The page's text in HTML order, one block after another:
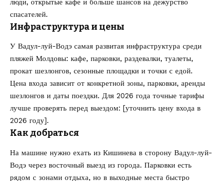
люди, открытые кафе и больше шансов на дежурство
спасателей.
Инфраструктура и цены
У Вадул-луй-Водэ самая развитая инфраструктура среди
пляжей Молдовы: кафе, парковки, раздевалки, туалеты,
прокат шезлонгов, сезонные площадки и точки с едой.
Цена входа зависит от конкретной зоны, парковки, аренды
шезлонгов и даты поездки. Для 2026 года точные тарифы
лучше проверять перед выездом: [уточнить цену входа в
2026 году].
Как добраться
На машине нужно ехать из Кишинева в сторону Вадул-луй-
Водэ через восточный выезд из города. Парковки есть
рядом с зонами отдыха, но в выходные места быстро